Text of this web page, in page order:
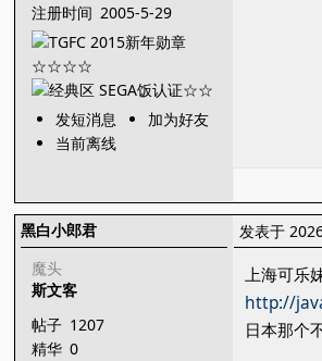
窝，猪头 ...
注册时间 2005-5-29
发短消息
加为好友
当前离线
黑白小郎君
魔头
斯文客
帖子 1207
精华 0
发表于
上海可乐
http://
日本那个